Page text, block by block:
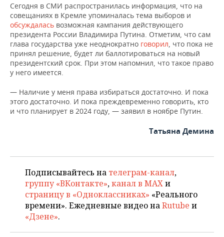
ТЕЛЕКОММУНИКАЦИИ
БИЗНЕС-БРАНЧИ
ONLINE-КОНФЕРЕНЦИИ
ОТКРЫТАЯ ЛЕКЦИЯ
ФУТБОЛ
ХОККЕЙ
БАСКЕТБОЛ
ВОЛЕЙБОЛ
КИБЕРСПОРТ
ХОККЕЙ С МЯЧОМ
НОВОСТИ ОБЩЕСТВА
ВЛАСТЬ
ИНФРАСТРУКТУРА
ИСТОРИЯ
КУЛЬТУРА
ПРОИСШЕСТВИЯ
ФОТОГАЛЕРЕЯ
СЮЖЕТЫ
СПРАВОЧНИК
СПИСОК ПЕРСОН
СПИСОК КОМПАНИЙ
ПОЛНАЯ ВЕРСИЯ
Сегодня в СМИ распространилась информация, что на
совещаниях в Кремле упоминалась тема выборов и
обсуждалась возможная кампания действующего
президента России Владимира Путина. Отметим, что сам
глава государства уже неоднократно говорил, что пока не
принял решение, будет ли баллотироваться на новый
президентский срок. При этом напомнил, что такое право
у него имеется.
— Наличие у меня права избираться достаточно. И пока
этого достаточно. И пока преждевременно говорить, кто
и что планирует в 2024 году, — заявил в ноябре Путин.
Татьяна Демина
Подписывайтесь на телеграм-канал,
группу «ВКонтакте»,канал в MAXи
страницу в «Одноклассниках» «Реального
времени». Ежедневные видео наRutube и
«Дзене».